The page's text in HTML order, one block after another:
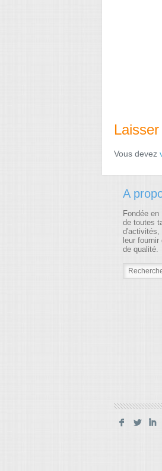
Vous devez
A
Fondée
de toutes
d'activités,
leur
de qualité.
F L I